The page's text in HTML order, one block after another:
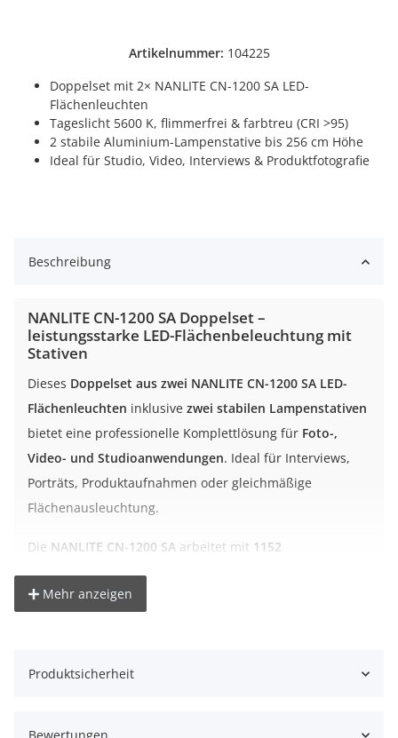
Artikelnummer: 104225
Doppelset mit 2× NANLITE CN-1200 SA LED-
Flächenleuchten
Tageslicht 5600 K, flimmerfrei & farbtreu (CRI >95)
2 stabile Aluminium-Lampenstative bis 256 cm Höhe
Ideal für Studio, Video, Interviews & Produktfotografie
Beschreibung
NANLITE CN-1200 SA Doppelset –
leistungsstarke LED-Flächenbeleuchtung mit
Stativen
Dieses Doppelset aus zwei NANLITE CN-1200 SA LED-
Flächenleuchten inklusive zwei stabilen Lampenstativen
bietet eine professionelle Komplettlösung für Foto-,
Video- und Studioanwendungen. Ideal für Interviews,
Porträts, Produktaufnahmen oder gleichmäßige
Flächenausleuchtung.
Die NANLITE CN-1200 SA arbeitet mit 1152
leistungsstarken LEDs
flimmerfreies Tageslicht mit
Kameraaufnahmen.
Mehr anzeigen
Produktsicherheit